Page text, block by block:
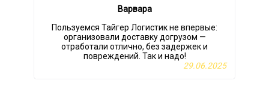
Варвара
Пользуемся Тайгер Логистик не впервые:
организовали доставку догрузом —
отработали отлично, без задержек и
повреждений. Так и надо!
29.06.2025